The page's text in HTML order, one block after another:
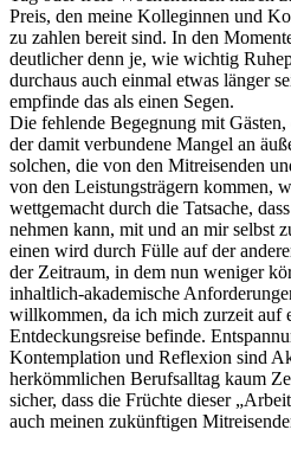
Preis, den meine Kolleginnen und
zu zahlen bereit sind. In den
deutlicher denn je, wie wichtig
durchaus auch einmal etwas länger
empfinde das als einen Segen.
Die fehlende Begegnung mit
der damit verbundene Mangel an
solchen, die von den Mitreisenden
von den Leistungsträgern kommen,
wettgemacht durch die Tatsache,
nehmen kann, mit und an mir selbst
einen wird durch Fülle auf der
der Zeitraum, in dem nun weniger
inhaltlich-akademische
willkommen, da ich mich zurzeit auf
Entdeckungsreise befinde.
Kontemplation und Reflexion sind
herkömmlichen Berufsalltag kaum
sicher, dass die Früchte dieser
auch meinen zukünftigen